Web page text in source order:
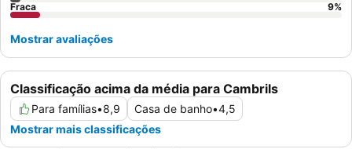
Classificação acima da média para Cambrils
Para famílias•8,9 Casa de banho•4,5
Mostrar mais classificações
Fraca
9%
Mostrar avaliações